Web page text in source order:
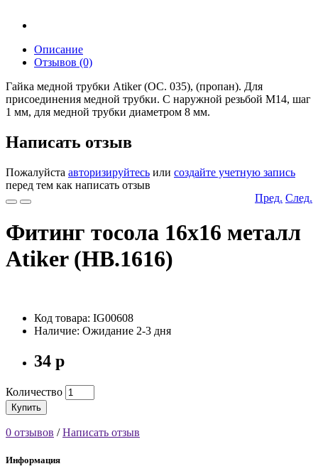
Описание
Отзывов (0)
Гайка медной трубки Atiker (OC. 035), (пропан). Для
присоединения медной трубки. С наружной резьбой М14, шаг
1 мм, для медной трубки диаметром 8 мм.
Написать отзыв
Пожалуйста авторизируйтесь или создайте учетную запись
перед тем как написать отзыв
Пред. След.
Фитинг тосола 16х16 металл
Atiker (HB.1616)
Код товара: IG00608
Наличие: Ожидание 2-3 дня
34 р
Количество
Купить
0 отзывов /Написать отзыв
Информация